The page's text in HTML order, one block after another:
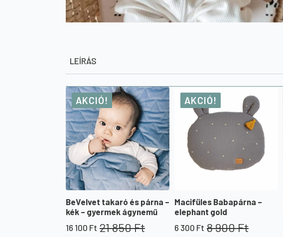
LEÍRÁS
AKCIÓ!
BeVelvet takaró és párna –
kék – gyermek ágynemű
21 850Ft
Original
16 100 Ft
Current
AKCIÓ!
Macifüles Babapárna –
elephant gold
8 900Ft
Original
6 300 Ft
Current